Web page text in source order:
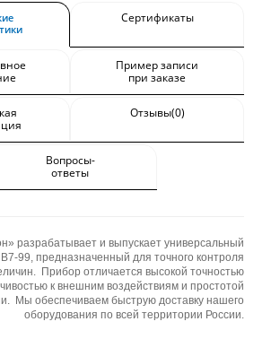
Сертификаты
Пример записи
при заказе
Отзывы(0)
Вопросы-
ответы
разрабатывает и выпускает универсальный
99, предназначенный для точного контроля
Прибор отличается высокой точностью
к внешним воздействиям и простотой
Мы обеспечиваем быструю доставку нашего
оборудования по всей территории России.